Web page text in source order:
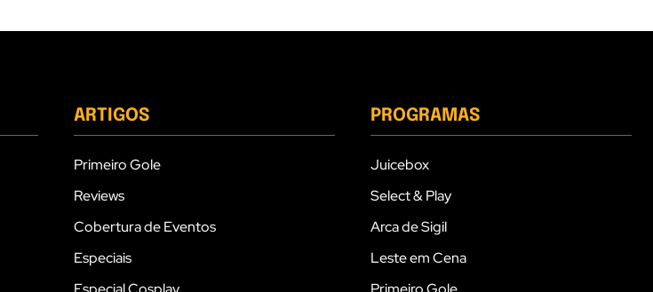
ARTIGOS
Primeiro Gole
Reviews
Cobertura de Eventos
Especiais
PROGRAMAS
Juicebox
Select & Play
Arca de Sigil
Leste em Cena